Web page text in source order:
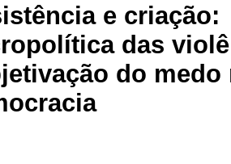
e criação:
das
do